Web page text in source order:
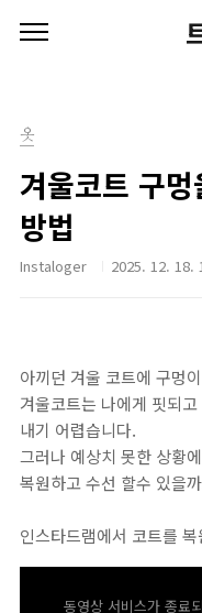
옷
겨울코트 구
방법
Instaloger 2025. 12. 18.
아끼던 겨울 코트에 구멍
겨울코트는 나에게 핏되
내기 어렵습니다.
그러나 예상치 못한 상황
복원하고 수선 할수 있을
인스타드램에서 코트를
동영상 서비스가 종료